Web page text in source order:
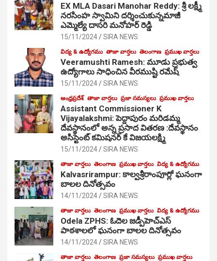
EX MLA Dasari Manohar Reddy: శ్రీ లక్ష్మీ
నరసింహ స్వామిని దర్శించుకున్నమాజీ
ఎమ్మెల్యే దాసరి మనోహర్ రెడ్డి
15/11/2024 SIRA NEWS
విద్య & ఉద్యోగము తాజా వార్తలు తెలంగాణ ప్రముఖ వార్తలు
Veeramushti Ramesh: మూడు ప్రభుత్వ
ఉద్యోగాలు సాధించిన వీరముష్టి రమేష్
15/11/2024 SIRA NEWS
ఆంధ్రప్రదేశ్ తాజా వార్తలు ప్రజా సమస్యలు ప్రముఖ వార్తలు
Assistant Commissioner K
Vijayalakshmi: పెద్దాపురం మరిడమ్మ
దేవస్థానంలో అన్న ప్రసాద వితరణ :దేవస్థానం
అసిస్టెంట్ కమిషనర్ కే విజయలక్ష్మి
15/11/2024 SIRA NEWS
తాజా వార్తలు తెలంగాణ ప్రముఖ వార్తలు విద్య & ఉద్యోగము
Kalvasrirampur: కాల్వశ్రీరాంపూర్లో ఘనంగా
బాలల దినోత్సవం
14/11/2024 SIRA NEWS
తాజా వార్తలు తెలంగాణ ప్రముఖ వార్తలు విద్య & ఉద్యోగము
Odela ZPHS: ఓదెల జ‌డ్పీహెచ్ఎస్
పాఠ‌శాల‌లో ఘనంగా బాలల దినోత్సవం
14/11/2024 SIRA NEWS
తాజా వార్తలు తెలంగాణ ప్రజా సమస్యలు ప్రముఖ వార్తలు